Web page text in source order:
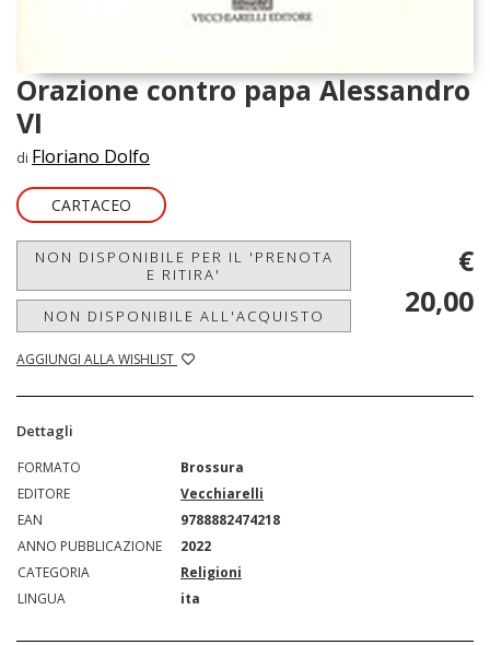
Orazione contro papa Alessandro
VI
di Floriano Dolfo
CARTACEO
NON DISPONIBILE PER IL 'PRENOTA
E RITIRA'
NON DISPONIBILE ALL'ACQUISTO
AGGIUNGI ALLA WISHLIST
€
20,00
Dettagli
FORMATO
Brossura
EDITORE
Vecchiarelli
EAN
9788882474218
ANNO PUBBLICAZIONE
2022
CATEGORIA
Religioni
LINGUA
ita